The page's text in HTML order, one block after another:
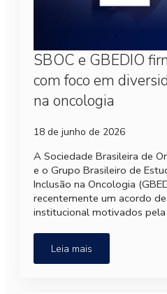
SBOC e GBEDIO
com foco em
na oncologia
18 de junho de 2026
A Sociedade Brasileira de
e o Grupo Brasileiro de
Inclusão na Oncologia
recentemente um acordo
institucional motivados
Leia mais